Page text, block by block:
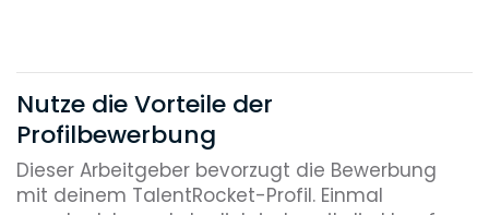
Nutze die Vorteile der
Profilbewerbung
Dieser Arbeitgeber bevorzugt die Bewerbung
mit deinem TalentRocket-Profil. Einmal